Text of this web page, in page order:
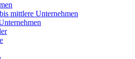
mittlere Unternehmen